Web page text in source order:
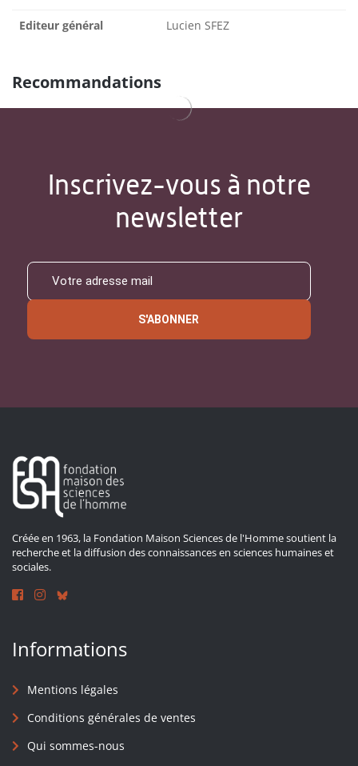
Editeur général Lucien SFEZ
Recommandations
Inscrivez-vous à notre
newsletter
S'ABONNER
Créée en 1963, la Fondation Maison Sciences de l'Homme soutient la
recherche et la diffusion des connaissances en sciences humaines et
sociales.
Informations
Mentions légales
Conditions générales de ventes
Qui sommes-nous